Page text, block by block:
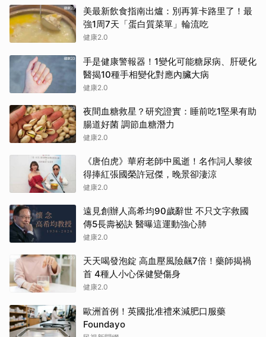
美最新飲食指南出爐：別再算卡路里了！最
強1周7天「蛋白質菜單」輪流吃
健康2.0
手是健康警報器！1變化可能糖尿病、肝硬化
醫揭10種手相變化對應內臟大病
健康2.0
夜間血糖救星？研究證實：睡前吃1堅果有助
腸道好菌 調節血糖潛力
健康2.0
《唐伯虎》華府老師中風逝！名作詞人黎彼
得捧紅張國榮許冠傑，晚景卻淒涼
健康2.0
遠見創辦人高希均90歲辭世 不只文字救國
傳5長壽祕訣 醫曝這運動強心肺
健康2.0
天天喝發泡錠 高血壓風險飆7倍！藥師揭禍
首 4種人小心保健變傷身
健康2.0
歐洲首例！英國批准禮來減肥口服藥
Foundayo